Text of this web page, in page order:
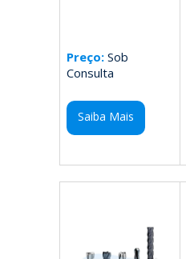
Preço: Sob
Consulta
Saiba Mais